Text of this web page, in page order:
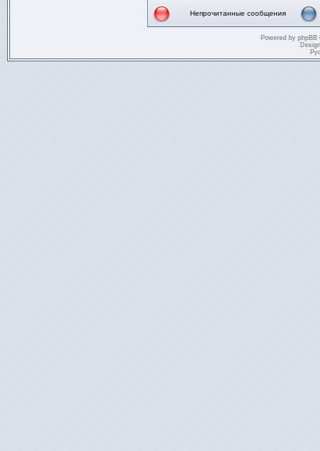
Непрочитанные
Непрочитанные сообщения
Powered by phpBB